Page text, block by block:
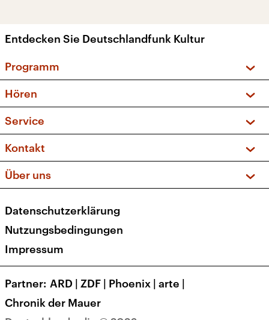
Entdecken Sie Deutschlandfunk Kultur
Programm
Sendungen und Podcasts
Musikliste
Kakadu – Das Kinderprogramm
Hören
Frequenzen (UKW + DAB+)
Service
FAQ
Apps
Newsletter
Kontakt
Social Media
Über uns
Presse
Karriere
Transparenz
Datenschutzerklärung
Nutzungsbedingungen
Impressum
Partner ARD | ZDF | Phoenix | arte |
Chronik der Mauer